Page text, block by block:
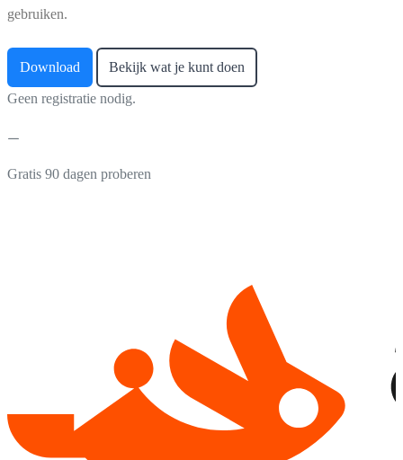
gebruiken.
Download Bekijk wat je kunt doen
Geen registratie nodig.
Gratis 90 dagen proberen